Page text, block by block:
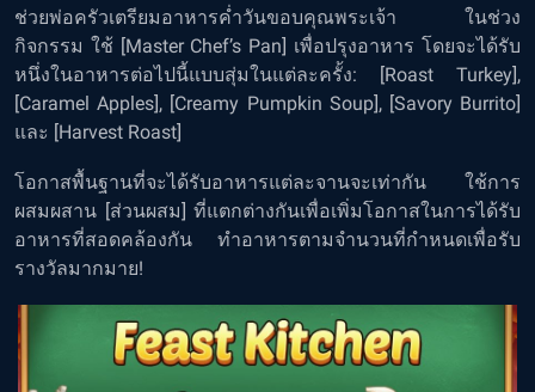
ช่วยพ่อครัวเตรียมอาหารค่ำวันขอบคุณพระเจ้า ในช่วง
กิจกรรม ใช้ [Master Chef’s Pan] เพื่อปรุงอาหาร โดยจะได้รับ
หนึ่งในอาหารต่อไปนี้แบบสุ่มในแต่ละครั้ง: [Roast Turkey],
[Caramel Apples], [Creamy Pumpkin Soup], [Savory Burrito]
และ [Harvest Roast]
โอกาสพื้นฐานที่จะได้รับอาหารแต่ละจานจะเท่ากัน ใช้การ
ผสมผสาน [ส่วนผสม] ที่แตกต่างกันเพื่อเพิ่มโอกาสในการได้รับ
อาหารที่สอดคล้องกัน ทำอาหารตามจำนวนที่กำหนดเพื่อรับ
รางวัลมากมาย!